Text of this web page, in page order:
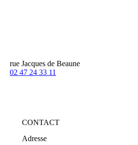
rue Jacques de Beaune
02 47 24 33 11
CONTACT
Adresse